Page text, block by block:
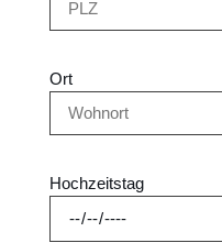
Ort
Hochzeitstag